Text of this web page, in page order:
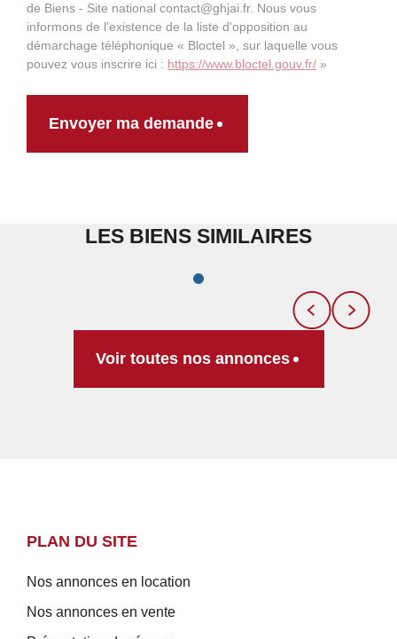
de Biens - Site national contact@ghjai.fr. Nous vous
informons de l'existence de la liste d'opposition au
démarchage téléphonique « Bloctel », sur laquelle vous
pouvez vous inscrire ici : https://www.bloctel.gouv.fr/ »
Envoyer ma demande
LES BIENS SIMILAIRES
Voir toutes nos annonces
PLAN DU SITE
Nos annonces en location
Nos annonces en vente